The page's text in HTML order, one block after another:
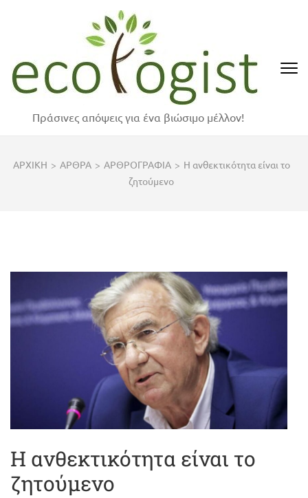
Enter)
Πράσινες απόψεις για ένα βιώσιμο μέλλον!
ΑΡΧΙΚΗ > ΑΡΘΡΑ > ΑΡΘΡΟΓΡΑΦΙΑ > Η ανθεκτικότητα είναι το
ζητούμενο
Η ανθεκτικότητα είναι το
ζητούμενο